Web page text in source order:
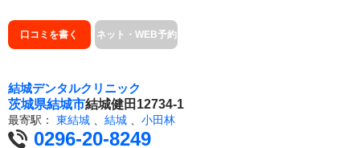
口コミを書く ネット・WEB予約
結城デンタルクリニック
茨城県結城市結城健田12734-1
最寄駅： 東結城 結城 小田林
0296-20-8249